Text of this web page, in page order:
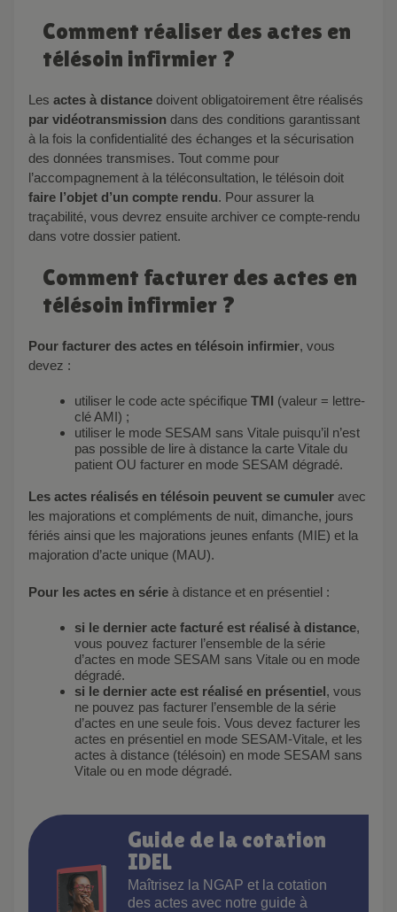
Comment réaliser des actes en
télésoin infirmier ?
Les actes à distance doivent obligatoirement être réalisés
par vidéotransmission dans des conditions garantissant
à la fois la confidentialité des échanges et la sécurisation
des données transmises. Tout comme pour
l’accompagnement à la téléconsultation, le télésoin doit
faire l’objet d’un compte rendu. Pour assurer la
traçabilité, vous devrez ensuite archiver ce compte-rendu
dans votre dossier patient.
Comment facturer des actes en
télésoin infirmier ?
Pour facturer des actes en télésoin infirmier, vous
devez :
utiliser le code acte spécifique TMI
(valeur = lettre-
clé AMI) ;
utiliser le mode SESAM sans Vitale puisqu’il n’est
pas possible de lire à distance la carte Vitale du
patient OU facturer en mode SESAM dégradé.
Les actes réalisés en télésoin peuvent se cumuler avec
les majorations et compléments de nuit, dimanche, jours
fériés ainsi que les majorations jeunes enfants (MIE) et la
majoration d’acte unique (MAU).
Pour les actes en série à distance et en présentiel :
si le dernier acte facturé est réalisé à distance,
vous pouvez facturer l’ensemble de la série
d’actes en mode SESAM sans Vitale ou en mode
dégradé.
si le dernier acte est réalisé en présentiel , vous
ne pouvez pas facturer l’ensemble de la série
d’actes en une seule fois. Vous devez facturer les
actes en présentiel en mode SESAM-Vitale, et les
actes à distance (télésoin) en mode SESAM sans
Vitale ou en mode dégradé.
Guide de la cotation
IDEL
Maîtrisez la NGAP et la cotation
des actes avec notre guide à